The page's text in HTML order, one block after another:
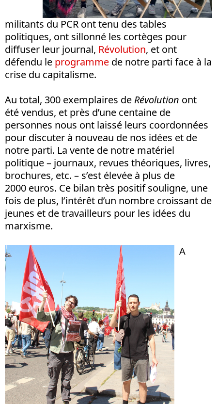
militants du PCR ont tenu des tables
politiques, ont sillonné les cortèges pour
diffuser leur journal, Révolution, et ont
défendu le programme de notre parti face à la
crise du capitalisme.
Au total, 300 exemplaires de Révolution ont
été vendus, et près d’une centaine de
personnes nous ont laissé leurs coordonnées
pour discuter à nouveau de nos idées et de
notre parti. La vente de notre matériel
politique – journaux, revues théoriques, livres,
brochures, etc. – s’est élevée à plus de
2000 euros. Ce bilan très positif souligne, une
fois de plus, l’intérêt d’un nombre croissant de
jeunes et de travailleurs pour les idées du
marxisme.
A